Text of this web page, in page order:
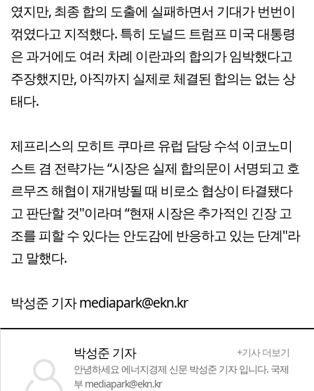
였지만, 최종 합의 도출에 실패하면서 기대가 번번이
꺾였다고 지적했다. 특히 도널드 트럼프 미국 대통령
은 과거에도 여러 차례 이란과의 합의가 임박했다고
주장했지만, 아직까지 실제로 체결된 합의는 없는 상
태다.
제프리스의 모히트 쿠마르 유럽 담당 수석 이코노미
스트 겸 전략가는 “시장은 실제 합의문이 서명되고 호
르무즈 해협이 재개방될 때 비로소 협상이 타결됐다
고 판단할 것"이라며 “현재 시장은 추가적인 긴장 고
조를 피할 수 있다는 안도감에 반응하고 있는 단계"라
고 말했다.
박성준 기자 mediapark@ekn.kr
박성준 기자
+기사 더보기
안녕하세요 에너지경제 신문 박성준 기자 입니다. 국제
부 mediapark@ekn.kr